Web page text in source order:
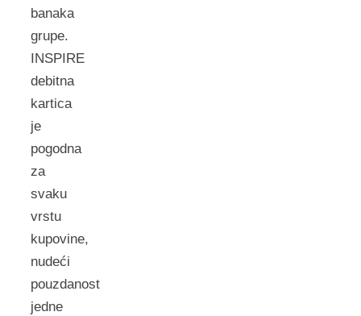
banaka
grupe.
INSPIRE
debitna
kartica
je
pogodna
za
svaku
vrstu
kupovine,
nudeći
pouzdanost
jedne